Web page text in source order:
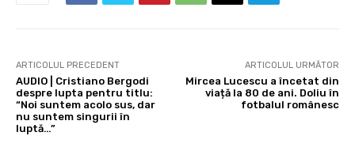
ARTICOLUL PRECEDENT
AUDIO | Cristiano Bergodi
despre lupta pentru titlu:
“Noi suntem acolo sus, dar
nu suntem singurii în
luptă…”
ARTICOLUL URMĂTOR
Mircea Lucescu a încetat din
viață la 80 de ani. Doliu în
fotbalul românesc